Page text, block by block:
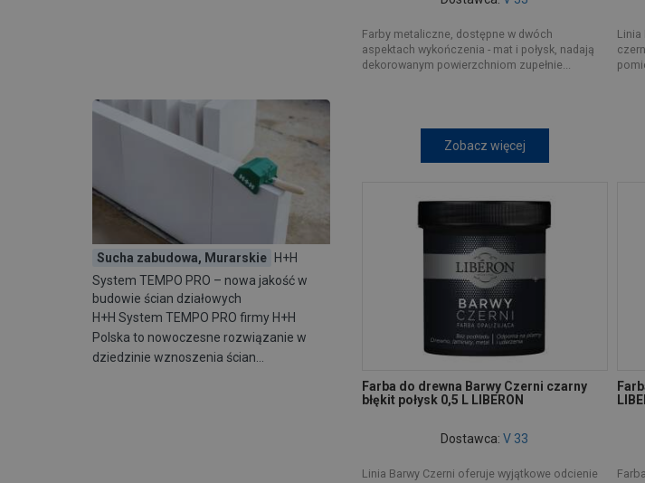
Sucha zabudowa, Murarskie
H+H
System TEMPO PRO – nowa jakość w
budowie ścian działowych
H+H System TEMPO PRO firmy H+H
Polska to nowoczesne rozwiązanie w
dziedzinie wznoszenia ścian…
Farby metaliczne, dostępne w dwóch
aspektach wykończenia - mat i połysk, nadają
dekorowanym powierzchniom zupełnie...
Zobacz więcej
Linia
Farba do drewna Barwy Czerni czarny
błękit połysk 0,5 L LIBERON
Dostawca:V 33
Linia Barwy Czerni oferuje wyjątkowe odcienie